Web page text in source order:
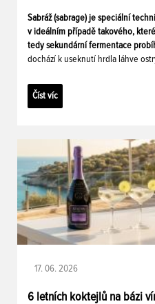
Sabráž (sabrage) je speciální
v ideálním případě takového,
tedy sekundární fermentace
dochází k useknutí hrdla láhve
Číst víc
17. 06. 2026
6 letních koktejlů na bázi